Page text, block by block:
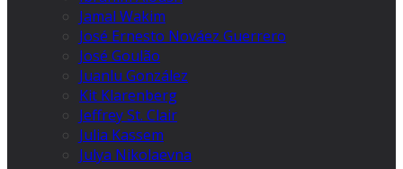
Jamal Wakim
José Ernesto Nováez Guerrero
José Goulão
Juanlu González
Kit Klarenberg
Jeffrey St. Clair
Julia Kassem
Julya Nikolaevna